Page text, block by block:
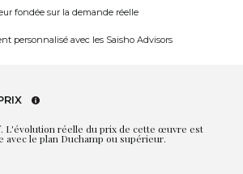
fondée sur la demande réelle
personnalisé avec les Saisho Advisors
L'évolution réelle du prix de cette œuvre est
avec le plan Duchamp ou supérieur.